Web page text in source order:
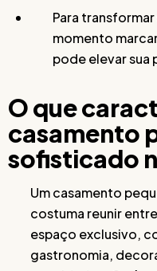
Para
momento
pode elevar sua
O que
casamento
sofisticado
Um casamento
costuma reunir
espaço exclusivo,
gastronomia,